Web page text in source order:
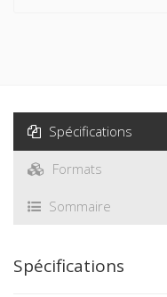
Spécifications
Formats
Sommaire
Spécifications